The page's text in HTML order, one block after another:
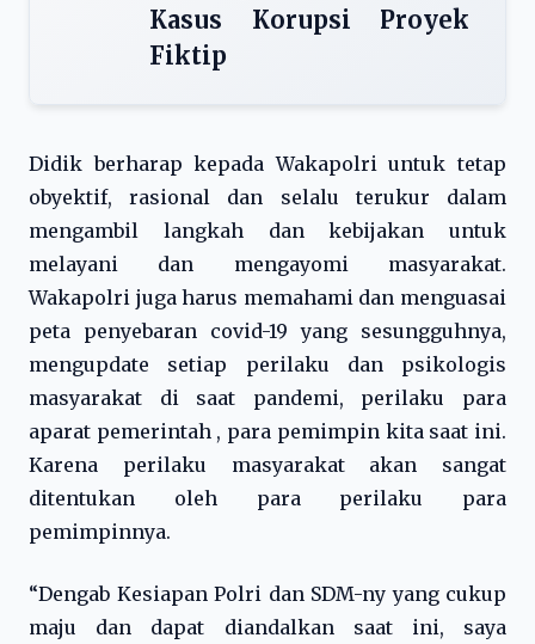
Kasus Korupsi Proyek
Fiktip
Didik berharap kepada Wakapolri untuk tetap
obyektif, rasional dan selalu terukur dalam
mengambil langkah dan kebijakan untuk
melayani dan mengayomi masyarakat.
Wakapolri juga harus memahami dan menguasai
peta penyebaran covid-19 yang sesungguhnya,
mengupdate setiap perilaku dan psikologis
masyarakat di saat pandemi, perilaku para
aparat pemerintah , para pemimpin kita saat ini.
Karena perilaku masyarakat akan sangat
ditentukan oleh para perilaku para
pemimpinnya.
“Dengab Kesiapan Polri dan SDM-ny yang cukup
maju dan dapat diandalkan saat ini, saya